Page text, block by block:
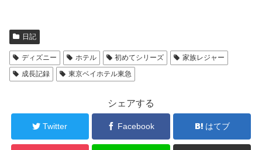
日記
ディズニー ホテル 初めてシリーズ
家族レジャー
成長記録
東京ベイホテル東急
シェアする
Twitter Facebook はてブ